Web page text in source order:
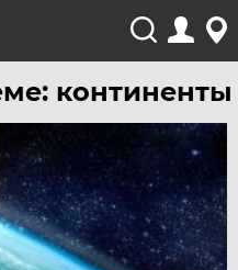
континенты